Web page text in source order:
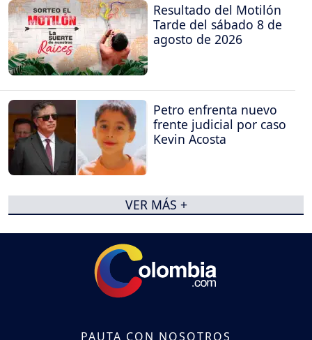
Resultado del Motilón
Tarde del sábado 8 de
agosto de 2026
Petro enfrenta nuevo
frente judicial por caso
Kevin Acosta
VER MÁS +
PAUTA CON NOSOTROS